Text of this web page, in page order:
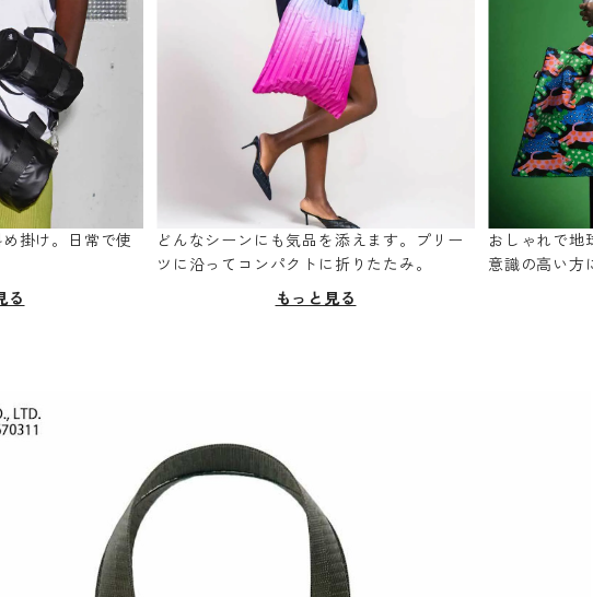
掛け。日常で使
る
どんなシーンにも気品を添えます。プリー
ツに沿ってコンパクトに折りたたみ。
もっと見る
おしゃれで地
意識の高い方